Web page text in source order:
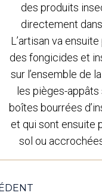
des produits
directement
L’artisan va
des fongicides et
sur l’ensemble de
les pièges-
boîtes bourrées
et qui sont ensuite
sol ou